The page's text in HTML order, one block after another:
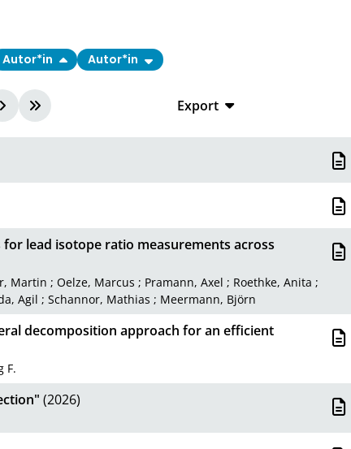
Export
Autor*in Autor*in
lead isotope ratio measurements across
Martin ;Oelze, Marcus ; Pramann, Axel ; Roethke, Anita ;
Agil ; Schannor, Mathias ; Meermann, Björn
decomposition approach for an efficient
F.
(2026)